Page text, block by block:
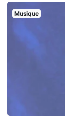
Musique